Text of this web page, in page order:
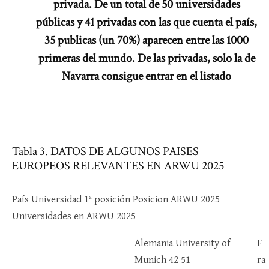
privada. De un total de 50 universidades
públicas y 41 privadas con las que cuenta el país,
35 publicas (un 70%) aparecen entre las 1000
primeras del mundo. De las privadas, solo la de
Navarra consigue entrar en el listado
Tabla 3. DATOS DE ALGUNOS PAISES
EUROPEOS RELEVANTES EN ARWU 2025
País Universidad 1ª posición Posicion ARWU 2025
Universidades en ARWU 2025
Alemania University of
Munich 42 51
F
ra